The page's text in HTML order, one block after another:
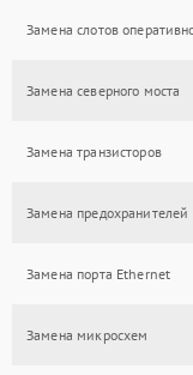
Замена слотов
Замена северного моста
Замена транзисторов
Замена предохранителей
Замена порта Ethernet
Замена микросхем